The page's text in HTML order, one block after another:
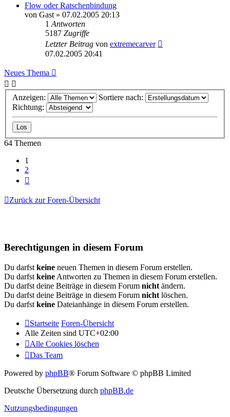
Flow oder Ratschenbindung
von Gast » 07.02.2005 20:13
1 Antworten
5187 Zugriffe
Letzter Beitrag von extremecarver
07.02.2005 20:41
Neues Thema
Anzeigen:
Sortiere nach:
Richtung:
64 Themen
1
2
Zurück zur Foren-Übersicht
Berechtigungen in diesem Forum
Du darfst keine neuen Themen in diesem Forum erstellen.
Du darfst keine Antworten zu Themen in diesem Forum erstellen.
Du darfst deine Beiträge in diesem Forum nicht ändern.
Du darfst deine Beiträge in diesem Forum nicht löschen.
Du darfst keine Dateianhänge in diesem Forum erstellen.
Startseite Foren-Übersicht
Alle Zeiten sind UTC+02:00
Alle Cookies löschen
Das Team
Powered by phpBB® Forum Software © phpBB Limited
Deutsche Übersetzung durch phpBB.de
Nutzungsbedingungen